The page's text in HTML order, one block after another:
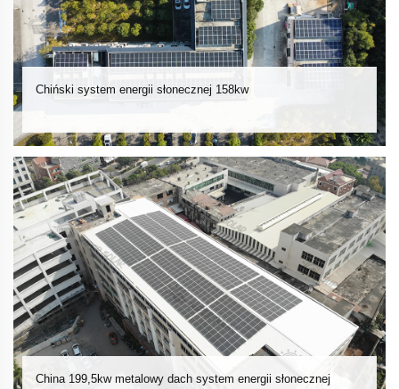
Chiński system energii słonecznej 158kw
China 199,5kw metalowy dach system energii słonecznej